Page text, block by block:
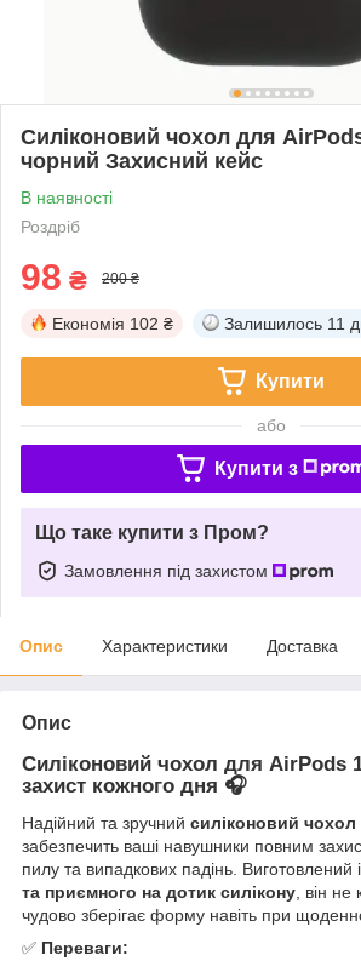
Силіконовий чохол для
чорний Захисний кейс
В наявності
Роздріб
98 ₴ 200 ₴
Економія 102 ₴ Залишилось 11
Купити
або
Купити з
Що таке купити з Пром?
Замовлення під захистом
Опис Характеристики Доставка
Опис
Силіконовий чохол для AirPods
захист кожного дня 🎧
Надійний та зручний силіконовий
забезпечить ваші навушники повним
пилу та випадкових падінь. Виготовлений
та приємного на дотик силікону , він
чудово зберігає форму навіть при
✅ Переваги: